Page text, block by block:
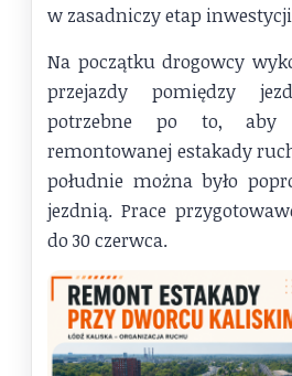
w zasadniczy etap
Na początku drogowcy
przejazdy pomiędzy
potrzebne po to, aby
remontowanej estakady
południe można było
jezdnią. Prace
do 30 czerwca.